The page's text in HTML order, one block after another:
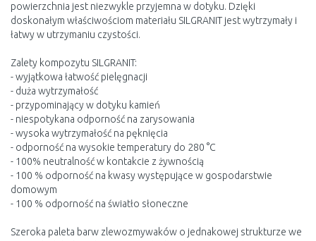
powierzchnia jest niezwykle przyjemna w dotyku. Dzięki
doskonałym właściwościom materiału SILGRANIT jest wytrzymały i
łatwy w utrzymaniu czystości.
Zalety kompozytu SILGRANIT:
- wyjątkowa łatwość pielęgnacji
- duża wytrzymałość
- przypominający w dotyku kamień
- niespotykana odporność na zarysowania
- wysoka wytrzymałość na pęknięcia
- odporność na wysokie temperatury do 280 °C
- 100% neutralność w kontakcie z żywnością
- 100 % odporność na kwasy występujące w gospodarstwie
domowym
- 100 % odporność na światło słoneczne
Szeroka paleta barw zlewozmywaków o jednakowej strukturze we